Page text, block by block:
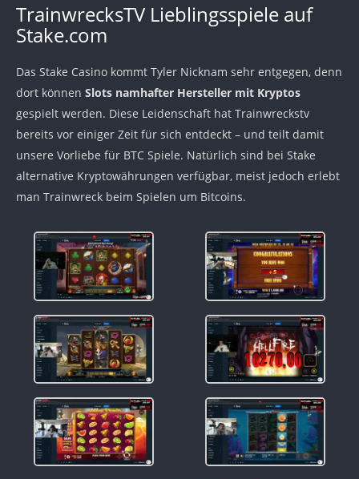
TrainwrecksTV Lieblingsspiele auf
Stake.com
Das Stake Casino kommt Tyler Nicknam sehr entgegen, denn
dort können Slots namhafter Hersteller mit Kryptos
gespielt werden. Diese Leidenschaft hat Trainwreckstv
bereits vor einiger Zeit für sich entdeckt – und teilt damit
unsere Vorliebe für BTC Spiele. Natürlich sind bei Stake
alternative Kryptowährungen verfügbar, meist jedoch erlebt
man Trainwreck beim Spielen um Bitcoins.